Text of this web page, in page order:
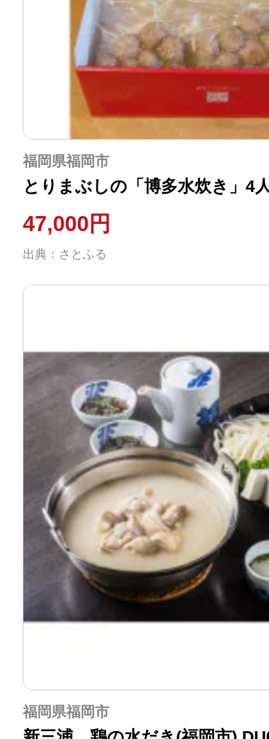
ふるさと納税の基礎知識
10秒ぴったり診断
自治体直営サイト特集
はじめるバイブルとは
よくあるご質問
問い合わせ
福岡県福岡市
とりまぶしの「博多水炊き」
47,000円
出典：さとふる
福岡県福岡市